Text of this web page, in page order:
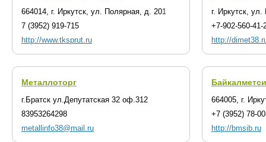
664014, г. Иркутск, ул. Полярная, д. 201
7 (3952) 919-715
http://www.tksprut.ru
г. Иркутск,
+7-902-560-41-
http://
Металлоторг
г.Братск ул.Депутатская 32 оф.312
83953264298
metallinfo38@mail.ru
664005, г.
+7 (3952) 78-
http://bmsib.ru